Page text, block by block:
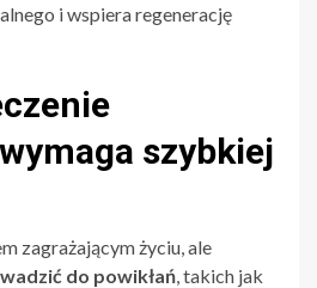
i wspiera regenerację
szybkiej
zagrażającym życiu, ale
do powikłań, takich jak